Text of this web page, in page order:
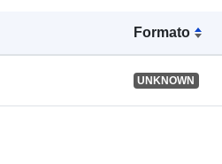
Formato
UNKNOWN